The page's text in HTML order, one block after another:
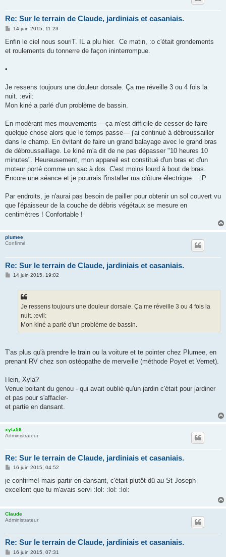
Re: Sur le terrain de Claude, jardiniais et casaniais.
M
s
a
14 juin 2015, 11:23
Enfin le ciel nous souriT. IL a plu hier. Ce matin, :o c'était grondements
et roulements du tonnerre de façon ininterrompue.
•
Je ressens toujours une douleur dorsale. Ça me réveille 3 ou 4 fois la
nuit. :evil:
Mon kiné a parlé d'un problème de bassin.
En modérant mes mouvements —ça m'est difficile de cesser de faire
quelque chose alors que le temps passe— j'ai continué à débroussailler
dans le champ. En évitant de faire un grand balayage avec le grand bras
de débroussaillage. Le kiné m'a dit de ne pas dépasser "10 heures 10
minutes". Heureusement, mon appareil est constitué d'un bras et d'un
moteur porté comme un sac à dos. C'est moins lourd à bout de bras.
Encore une séance et je pourrais l'installer ma clôture électrique. :P
Par endroits, je n'aurai pas besoin de pailler pour obtenir un sol couvert vu
que l'épaisseur de la couche de débris végétaux se mesure en
centimètres ! Confortable !
plumee
Confirmé
Re: Sur le terrain de Claude, jardiniais et casaniais.
M14 juin 2015, 19:02
Je ressens toujours une douleur dorsale. Ça me réveille 3 ou 4 fois la
nuit. :evil:
Mon kiné a parlé d'un problème de bassin.
T'as plus qu'à prendre le train ou la voiture et te pointer chez Plumee, en
prenant RV chez son ostéopathe de merveille (méthode Poyet et Vernet).
Hein, Xyla?
Venue boitant du genou - qui avait oublié qu'un jardin c'était pour jardiner
et pas pour s'affacler-
et partie en dansant.
xyla56
Administrateur
Re: Sur le terrain de Claude, jardiniais et casaniais.
M
s
a
16 juin 2015, 04:52
je confirme! mais partir en dansant, c'était plutôt dû au St Joseph
excellent que tu m'avais servi :lol: :lol: :lol:
Claude
Administrateur
Re: Sur le terrain de Claude, jardiniais et casaniais.
M16 juin 2015, 07:31